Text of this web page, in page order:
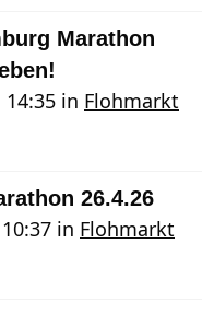
Marathon
14:35 in Flohmarkt
26.4.26
in Flohmarkt